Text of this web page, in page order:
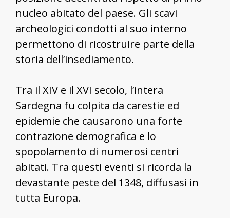
nucleo abitato del paese. Gli scavi
archeologici condotti al suo interno
permettono di ricostruire parte della
storia dell’insediamento.
Tra il XIV e il XVI secolo, l’intera
Sardegna fu colpita da carestie ed
epidemie che causarono una forte
contrazione demografica e lo
spopolamento di numerosi centri
abitati. Tra questi eventi si ricorda la
devastante peste del 1348, diffusasi in
tutta Europa.